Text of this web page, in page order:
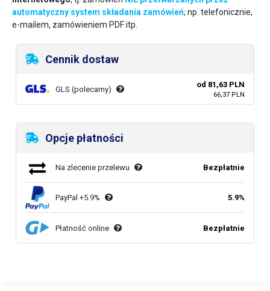
automatyczny system składania zamówień; np. telefonicznie,
e-mailem, zamówieniem PDF itp.
Cennik dostaw
GLS (polecamy)
od 81,63 PLN
66,37 PLN
Opcje płatności
Na zlecenie przelewu Bezpłatnie
PayPal +5.9% 5.9%
Płatność online Bezpłatnie